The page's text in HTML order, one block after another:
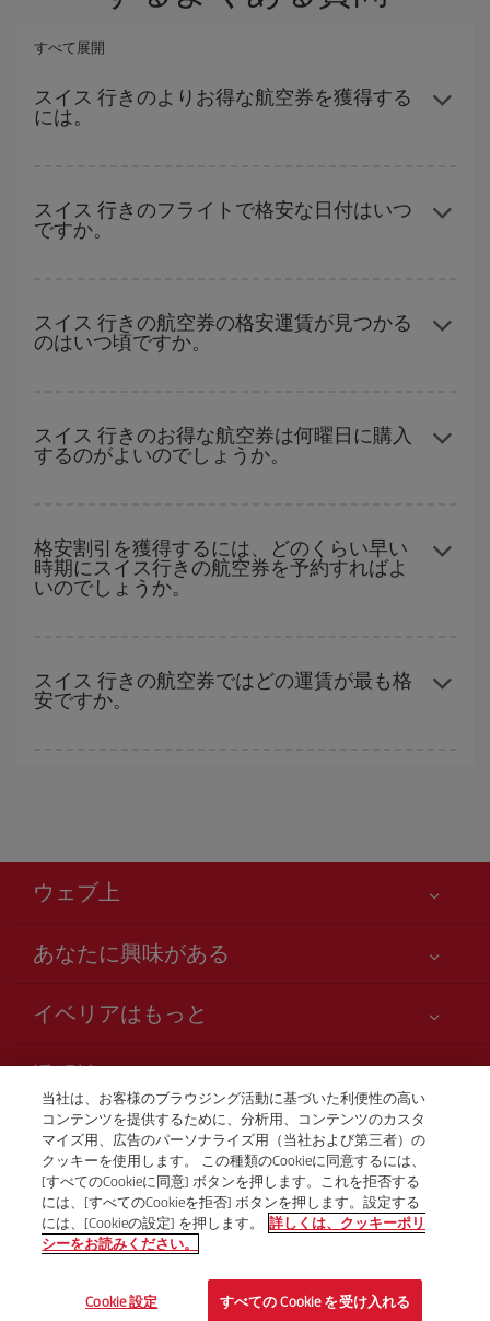
すべて展開
スイス 行きのよりお得な航空券を獲得する
には。
レキシブルになることで、格安航空券が見つかり、お得な運賃を
獲得できます。 また、ご旅行の行先がまだ決まっていない場合に
スイス 行きのフライトで格安な日付はいつ
ですか。
索機能 をご利用いただくことが簡単です。 出発地、行先、ご旅行
予定日を入力してください。 入力した選択肢だけではなく、往路
見つかることがあります。
スイス 行きの航空券の格安運賃が見つかる
のはいつ頃ですか。
きます。 目的地にもよりますが、通常に場合、クリスマスシーズ
ン、イースター、学校のお休み期間はハイシーズンです。 また、
スイス 行きのお得な航空券は何曜日に購入
するのがよいのでしょうか。
空券を見つけるためのヒントは、
早めのご予約とフレキシブル
計画です。通常の場合、 できるだけ早い時期に予約した航空券が
より格安となります。 また、日付や時間帯をあまり固定せずに探
格安割引を獲得するには、どのくらい早い
時期にスイス行きの航空券を予約すればよ
いのでしょうか。
空席数および格安運賃（エコノミー）のご利用可能な残数に応じ
ます。 このため、
を獲得するには早い時期でのご購入
スイス 行きの航空券ではどの運賃が最も格
安ですか。
ウェブ上
あなたに興味がある
アクセシビリティの宣言
サービスのお約束
Iberia.com サイトマップ
イベリアはもっと
イベリアグループ
株主および投資家向け情報
Iberia の提携航空会社
British Airways
透明性
利用規約
運送約款
ご搭乗者の権利
プログラム Club Iberia の一般規約
iberia.comのご登録規約
お電話での航空券販売
+81 0 3 3298 5238
Tokio
月曜日～金曜日、午前9時～午後5時（スペイン語、英語、日
本語）。
© Iberia 2026
当社は、お客様のブラウジング活動に基づいた利便性の高い
コンテンツを提供するために、分析用、コンテンツのカスタ
マイズ用、広告のパーソナライズ用（当社および第三者）の
クッキーを使用します。 この種類のCookieに同意するには、
[すべてのCookieに同意] ボタンを押します。これを拒否する
には、[すべてのCookieを拒否] ボタンを押します。設定する
には、[Cookieの設定] を押します。
詳しくは、クッキーポリ
シーをお読みください。
Cookie 設定 すべての Cookie を受け入れる